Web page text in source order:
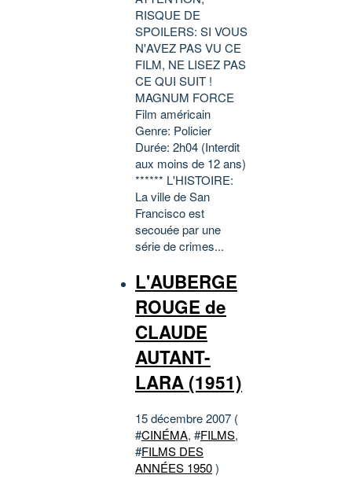
RISQUE DE
SPOILERS: SI VOUS
N'AVEZ PAS VU CE
FILM, NE LISEZ PAS
CE QUI SUIT !
MAGNUM FORCE
Film américain
Genre: Policier
Durée: 2h04 (Interdit
aux moins de 12 ans)
****** L'HISTOIRE:
La ville de San
Francisco est
secouée par une
série de crimes...
L'AUBERGE
ROUGE de
CLAUDE
AUTANT-
LARA (1951)
15 décembre 2007 (
#CINÉMA, #FILMS,
#FILMS DES
ANNÉES 1950)